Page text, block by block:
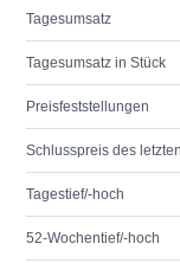
Tagesumsatz
Tagesumsatz in Stück
Preisfeststellungen
Schlusspreis des
Tagestief/-hoch
52-Wochentief/-hoch